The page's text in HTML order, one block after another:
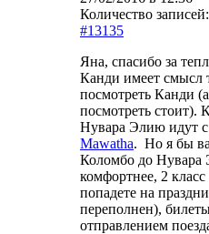
Количество
#13135
Яна, спасибо за
Канди имеет смысл
посмотреть Канди
посмотреть стоит).
Нувара Элию идут с
Mawatha. Но я бы
Коломбо до Нувара
комфортнее, 2
попадете на
переполнен),
отправлением